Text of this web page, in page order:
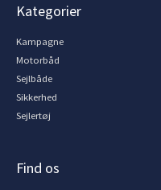
Kategorier
Kampagne
Motorbåd
Sejlbåde
Sikkerhed
Sejlertøj
Find os